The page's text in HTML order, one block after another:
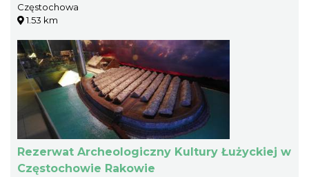
Częstochowa
1.53 km
Rezerwat Archeologiczny Kultury Łużyckiej w
Częstochowie Rakowie